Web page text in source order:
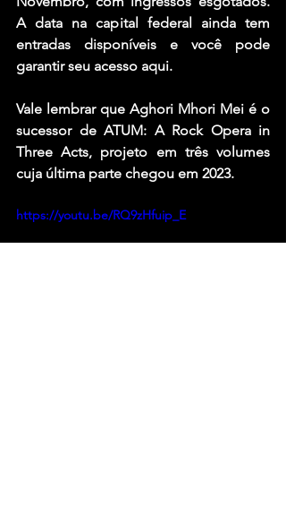
A data na capital federal ainda tem
entradas disponíveis e você pode
garantir seu acesso aqui.
Vale lembrar que Aghori Mhori Mei é o
sucessor de ATUM: A Rock Opera in
Three Acts, projeto em três volumes
cuja última parte chegou em 2023.
https://youtu.be/RQ9zHfuip_E